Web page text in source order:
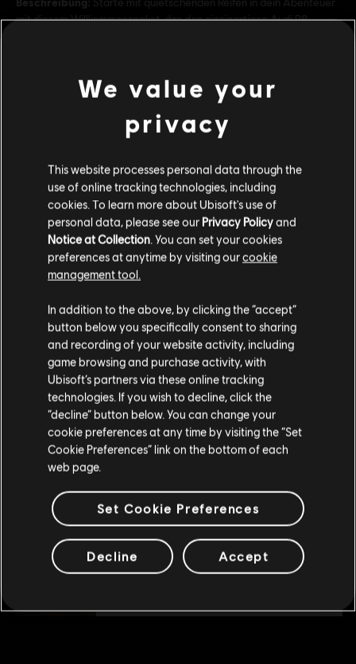
mit diesem Willkommenspaket, das den einzigartigen Audi R8
Rennen
© 2024 Ubisoft Entertainment. All Rights Reserved. The
Crew, Ubisoft, and the Ubisoft logo are registered or
unregistered trademarks of Ubisoft Entertainment in the
US and/or other countries.
mehr anzeigen
The Crew Motorfest
Audi-Doppelautopaket
2,99 €
DLC
The Crew Motorfest
JDM-Autopaket
6,99 €
The Crew Motorfest
BMW-Doppelautopaket
DLC
The Crew Motorfest
Triple Bike Pack
4,99 €
Soweit wir wissen kommst du aus
Staaten von Amerika.
Wenn du etwas bestellen möchtest, besuche bitte
deinen lokalen Ubisoft Store.
Im aktuellen Store bleiben
ZUM LOKALEN STORE WECHSELN
We value your
privacy
This website processes personal data through the
use of online tracking technologies, including
cookies. To learn more about Ubisoft's use of
personal data, please see our Privacy Policyand
Notice at Collection . You can set your cookies
preferences at anytime by visiting ourcookie
management tool.
In addition to the above, by clicking the “accept”
button below you specifically consent to sharing
and recording of your website activity, including
game browsing and purchase activity, with
Ubisoft’s partners via these online tracking
technologies. If you wish to decline, click the
“decline” button below. You can change your
cookie preferences at any time by visiting the “Set
Cookie Preferences” link on the bottom of each
web page.
Set Cookie Preferences
Decline Accept